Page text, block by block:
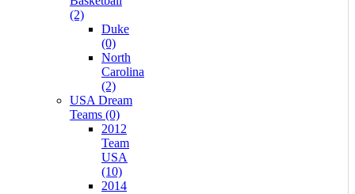
(2)
Duke
(0)
North
Carolina
(2)
USA Dream
Teams (0)
2012
Team
USA
(10)
2014